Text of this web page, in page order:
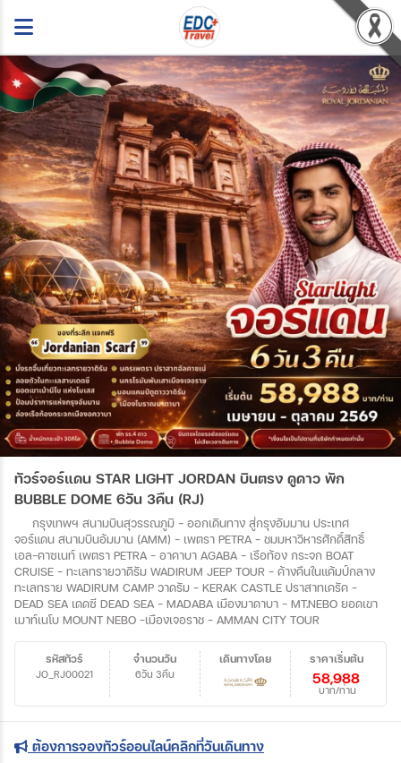
ทัวร์จอร์แดน STAR LIGHT JORDAN บินตรง ดูดาว พัก
BUBBLE DOME 6วัน 3คืน (RJ)
กรุงเทพฯ สนามบินสุวรรณภูมิ - ออกเดินทาง สู่กรุงอัมมาน ประเทศ
จอร์แดน สนามบินอ้มมาน (AMM) - เพตรา PETRA - ชมมหาวิหารศักดิ์สิทธิ์
เอล-คาซเนท์ เพตรา PETRA - อาคาบา AGABA - เรือท้อง กระจก BOAT
CRUISE - ทะเลทรายวาดิรัม WADIRUM JEEP TOUR - ค้างคืนในแค้มป์กลาง
ทะเลทราย WADIRUM CAMP วาดรัม - KERAK CASTLE ปราสาทเครัค -
DEAD SEA เดดซี DEAD SEA - MADABA เมืองมาดาบา - MT.NEBO ยอดเขา
เมาท์เนโบ MOUNT NEBO -เมืองเจอราช - AMMAN CITY TOUR
รหัสทัวร์
JO_RJ00021
จำนวนวัน
6วัน 3คืน
ราคาเริ่มต้น
58,988
บาท/ท่าน
เดินทางโดย
ต้องการจองทัวร์ออนไลน์คลิกที่วันเดินทาง